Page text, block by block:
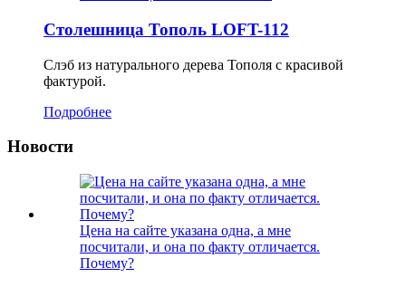
Столешница Тополь LOFT-112
Слэб из натурального дерева Тополя с красивой
фактурой.
Подробнее
Новости
Цена на сайте указана одна, а мне
посчитали, и она по факту отличается.
Почему?